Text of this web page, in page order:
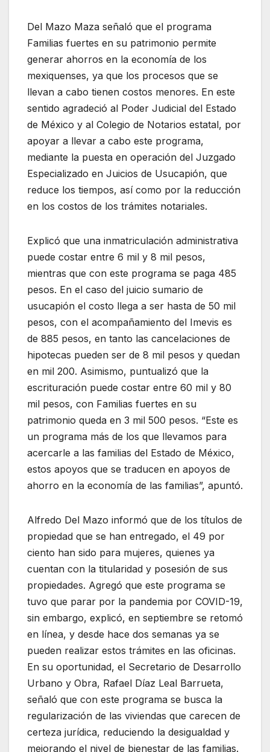
Del Mazo Maza señaló que el programa
Familias fuertes en su patrimonio permite
generar ahorros en la economía de los
mexiquenses, ya que los procesos que se
llevan a cabo tienen costos menores. En este
sentido agradeció al Poder Judicial del Estado
de México y al Colegio de Notarios estatal, por
apoyar a llevar a cabo este programa,
mediante la puesta en operación del Juzgado
Especializado en Juicios de Usucapión, que
reduce los tiempos, así como por la reducción
en los costos de los trámites notariales.
Explicó que una inmatriculación administrativa
puede costar entre 6 mil y 8 mil pesos,
mientras que con este programa se paga 485
pesos. En el caso del juicio sumario de
usucapión el costo llega a ser hasta de 50 mil
pesos, con el acompañamiento del Imevis es
de 885 pesos, en tanto las cancelaciones de
hipotecas pueden ser de 8 mil pesos y quedan
en mil 200. Asimismo, puntualizó que la
escrituración puede costar entre 60 mil y 80
mil pesos, con Familias fuertes en su
patrimonio queda en 3 mil 500 pesos. “Este es
un programa más de los que llevamos para
acercarle a las familias del Estado de México,
estos apoyos que se traducen en apoyos de
ahorro en la economía de las familias”, apuntó.
Alfredo Del Mazo informó que de los títulos de
propiedad que se han entregado, el 49 por
ciento han sido para mujeres, quienes ya
cuentan con la titularidad y posesión de sus
propiedades. Agregó que este programa se
tuvo que parar por la pandemia por COVID-19,
sin embargo, explicó, en septiembre se retomó
en línea, y desde hace dos semanas ya se
pueden realizar estos trámites en las oficinas.
En su oportunidad, el Secretario de Desarrollo
Urbano y Obra, Rafael Díaz Leal Barrueta,
señaló que con este programa se busca la
regularización de las viviendas que carecen de
certeza jurídica, reduciendo la desigualdad y
mejorando el nivel de bienestar de las familias.